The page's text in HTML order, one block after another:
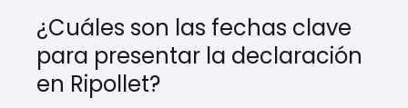
¿Cuáles son las fechas clave
para presentar la declaración
en Ripollet?